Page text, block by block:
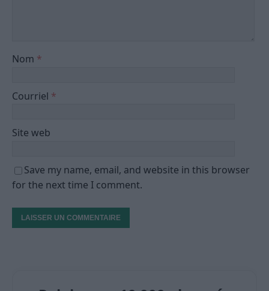
Nom *
Courriel *
Site web
Save my name, email, and website in this browser
for the next time I comment.